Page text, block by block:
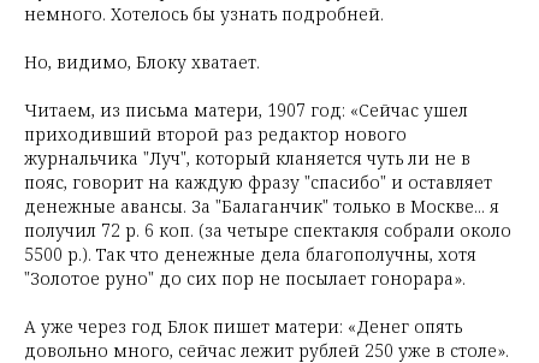
немного. Хотелось бы узнать подробней.
Но, видимо, Блоку хватает.
Читаем, из письма матери, 1907 год: «Сейчас ушел
приходивший второй раз редактор нового
журнальчика "Луч", который кланяется чуть ли не в
пояс, говорит на каждую фразу "спасибо" и оставляет
денежные авансы. За "Балаганчик" только в Москве... я
получил 72 р. 6 коп. (за четыре спектакля собрали около
5500 р.). Так что денежные дела благополучны, хотя
"Золотое руно" до сих пор не посылает гонорара».
А уже через год Блок пишет матери: «Денег опять
довольно много, сейчас лежит рублей 250 уже в столе».